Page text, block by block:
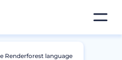
Renderforest language